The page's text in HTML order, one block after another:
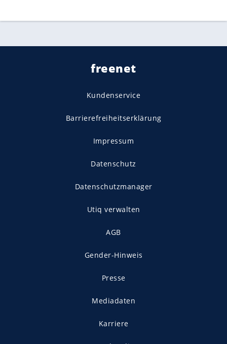
freenet
Kundenservice
Barrierefreiheitserklärung
Impressum
Datenschutz
Datenschutzmanager
Utiq verwalten
AGB
Gender-Hinweis
Presse
Mediadaten
Karriere